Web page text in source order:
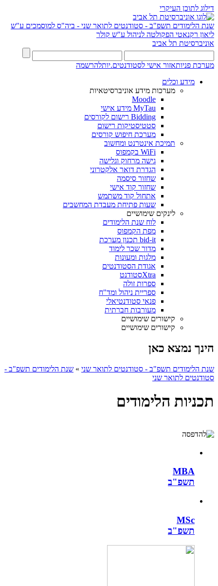
דילוג לתוכן העיקרי
שנת הלימודים תשפ"ב - סטודנטים לתואר שני - ביה"ס למוסמכים ע"ש
ליאון רקנאטי הפקולטה לניהול ע"ש קולר
אוניברסיטת תל אביב
מערכת פניותאזור אישי לסטודנטים.יותלהרשמה
מידע וכלים
מערכות מידע אוניברסיטאיות
Moodle
MyTau מידע אישי
Bidding רישום לקורסים
סטטיסטיקות רישום
מערכת חיפוש קורסים
תמיכת אינטרנט ומחשוב
WiFi בקמפוס
גישה מרחוק וגלישה
הגדרת דואר אלקטרוני
שחזור סיסמה
שחזור קוד אישי
אתחול קוד משתמש
שעות פתיחת מעבדת המחשבים
לינקים שימושיים
לוח שנת הלימודים
מפת הקמפוס
bid-it תכנון מערכת
מדור שכר לימוד
מלגות ומעונות
אגודת הסטודנטים
Xtraסטודנט
ספרות זולה
ספריית ניהול ומד"ח
פנאי סטודנטיאלי
מעורבות חברתית
קישורים שימושיים
קישורים שימושיים
הינך נמצא כאן
שנת הלימודים תשפ"ב - סטודנטים לתואר שני » שנת הלימודים תשפ"ב -
סטודנטים לתואר שני
תכניות הלימודים
MBA
​תשפ"ב
MSc
​תשפ"ב